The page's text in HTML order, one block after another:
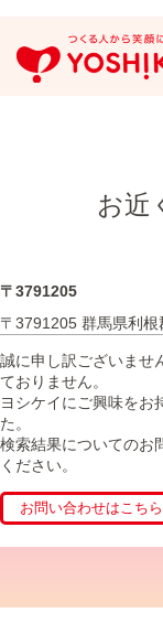
お近
〒3791205
〒3791205 群馬県利
誠に申し訳ございませ
ておりません。
ヨシケイにご興味をお
た。
検索結果についてのお
ください。